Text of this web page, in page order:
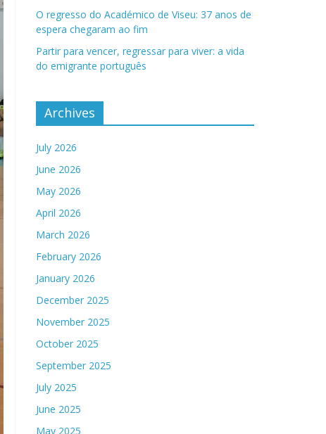
O regresso do Académico de Viseu: 37 anos de
espera chegaram ao fim
Partir para vencer, regressar para viver: a vida
do emigrante português
Archives
July 2026
June 2026
May 2026
April 2026
March 2026
February 2026
January 2026
December 2025
November 2025
October 2025
September 2025
July 2025
June 2025
May 2025